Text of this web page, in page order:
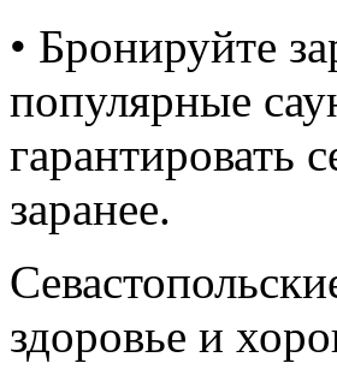
• Бронируйте
популярные
гарантировать
заранее.
здоровье и